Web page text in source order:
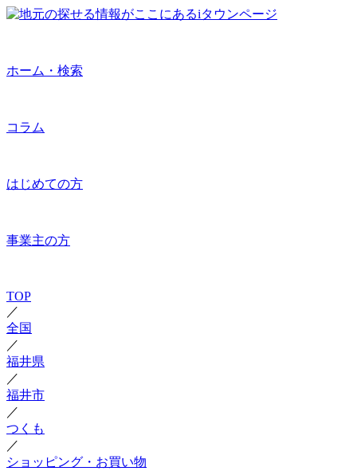
ホーム・検索
コラム
はじめての方
事業主の方
TOP
／
全国
／
福井県
／
福井市
／
つくも
／
ショッピング・お買い物